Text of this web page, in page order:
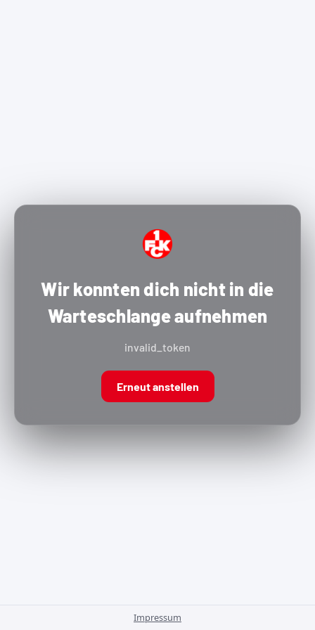
Wir konnten dich nicht in die
Warteschlange aufnehmen
invalid_token
Erneut anstellen
Impressum